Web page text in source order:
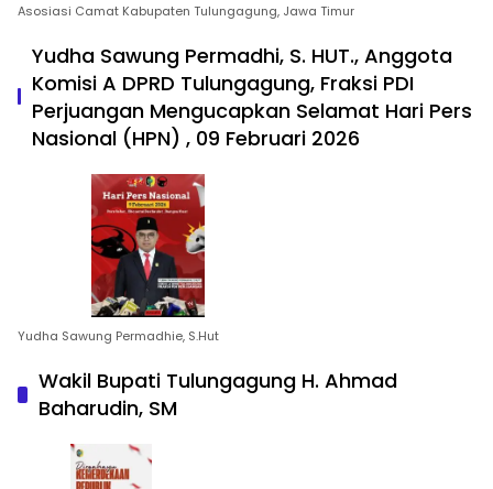
Asosiasi Camat Kabupaten Tulungagung, Jawa Timur
Yudha Sawung Permadhi, S. HUT., Anggota
Komisi A DPRD Tulungagung, Fraksi PDI
Perjuangan Mengucapkan Selamat Hari Pers
Nasional (HPN) , 09 Februari 2026
Yudha Sawung Permadhie, S.Hut
Wakil Bupati Tulungagung H. Ahmad
Baharudin, SM